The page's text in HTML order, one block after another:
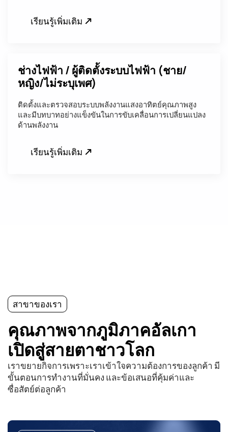
เรียนรู้เพิ่มเติม
ช่างไฟฟ้า / ผู้ติดตั้งระบบไฟฟ้า (ชาย/
หญิง/ไม่ระบุเพศ)
ติดตั้งและตรวจสอบระบบพลังงานแสงอาทิตย์คุณภาพสูง
และมีบทบาทอย่างแข็งขันในการขับเคลื่อนการเปลี่ยนแปลง
ด้านพลังงาน
เรียนรู้เพิ่มเติม
สาขาของเรา
คุณภาพจากภูมิภาคอัลเกา
เปิดสู่สายตาชาวโลก
เราขยายกิจการเพราะเราเข้าใจความต้องการของลูกค้า มี
ขั้นตอนการทำงานที่มั่นคง และข้อเสนอที่คุ้มค่าและ
ซื่อสัตย์ต่อลูกค้า